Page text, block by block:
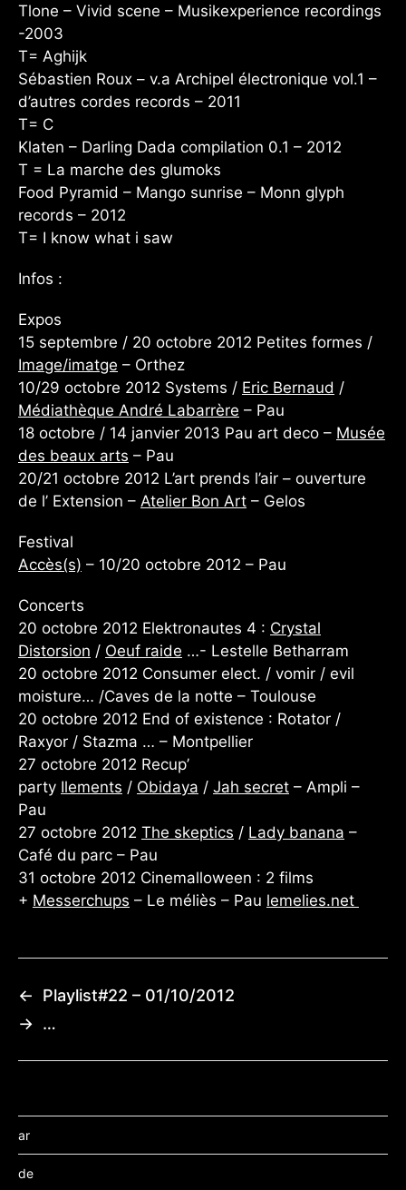
Tlone – Vivid scene – Musikexperience recordings
-2003
T= Aghijk
Sébastien Roux – v.a Archipel électronique vol.1 –
d’autres cordes records – 2011
T= C
Klaten – Darling Dada compilation 0.1 – 2012
T = La marche des glumoks
Food Pyramid – Mango sunrise – Monn glyph
records – 2012
T= I know what i saw
Infos :
Expos
15 septembre / 20 octobre 2012 Petites formes /
Image/imatge – Orthez
10/29 octobre 2012 Systems / Eric Bernaud /
Médiathèque André Labarrère – Pau
18 octobre / 14 janvier 2013 Pau art deco – Musée
des beaux arts – Pau
20/21 octobre 2012 L’art prends l’air – ouverture
de l’ Extension – Atelier Bon Art – Gelos
Festival
Accès(s) – 10/20 octobre 2012 – Pau
Concerts
20 octobre 2012 Elektronautes 4 : Crystal
Distorsion / Oeuf raide …- Lestelle Betharram
20 octobre 2012 Consumer elect. / vomir / evil
moisture… /Caves de la notte – Toulouse
20 octobre 2012 End of existence : Rotator /
Raxyor / Stazma … – Montpellier
27 octobre 2012 Recup’
party Ilements / Obidaya / Jah secret – Ampli –
Pau
27 octobre 2012 The skeptics / Lady banana –
Café du parc – Pau
31 octobre 2012 Cinemalloween : 2 films
+ Messerchups – Le méliès – Pau lemelies.net
←
Playlist#22 – 01/10/2012
→ …
ar
de